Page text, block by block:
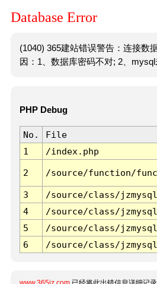
Database Error
(1040) 365建站错误警告：连接数
因：1、数据库密码不对; 2、mysql
PHP Debug
No. File
1
/index.php
2 /source/function/
3 /source/class/
4
/source/class/
5
/source/class/
6
/source/class/